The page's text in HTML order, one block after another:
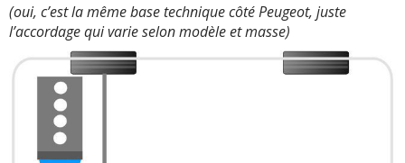
(oui, c’est la même base technique côté Peugeot, juste
l’accordage qui varie selon modèle et masse)